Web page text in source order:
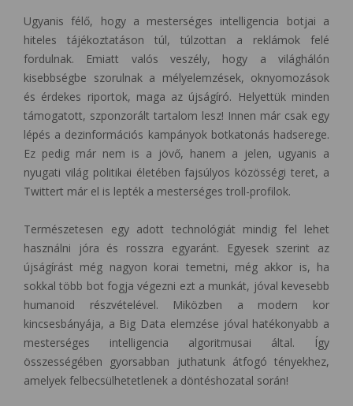
Ugyanis félő, hogy a mesterséges intelligencia botjai a
hiteles tájékoztatáson túl, túlzottan a reklámok felé
fordulnak. Emiatt valós veszély, hogy a világhálón
kisebbségbe szorulnak a mélyelemzések, oknyomozások
és érdekes riportok, maga az újságíró. Helyettük minden
támogatott, szponzorált tartalom lesz! Innen már csak egy
lépés a dezinformációs kampányok botkatonás hadserege.
Ez pedig már nem is a jövő, hanem a jelen, ugyanis a
nyugati világ politikai életében fajsúlyos közösségi teret, a
Twittert már el is lepték a mesterséges troll-profilok.
Természetesen egy adott technológiát mindig fel lehet
használni jóra és rosszra egyaránt. Egyesek szerint az
újságírást még nagyon korai temetni, még akkor is, ha
sokkal több bot fogja végezni ezt a munkát, jóval kevesebb
humanoid részvételével. Miközben a modern kor
kincsesbányája, a Big Data elemzése jóval hatékonyabb a
mesterséges intelligencia algoritmusai által. Így
összességében gyorsabban juthatunk átfogó tényekhez,
amelyek felbecsülhetetlenek a döntéshozatal során!